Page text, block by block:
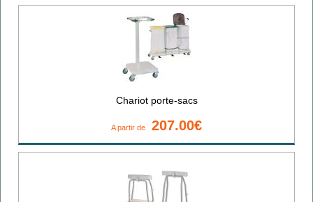
Chariot porte-sacs
A partir de 207.00€